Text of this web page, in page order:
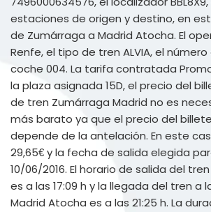
estaciones de origen y destino, en
de Zumárraga a Madrid Atocha. El
Renfe, el tipo de tren ALVIA, el
coche 004. La tarifa contratada
la plaza asignada 15D, el precio del
de tren Zumárraga Madrid no es
más barato ya que el precio del
depende de la antelación. En este
29,65€ y la fecha de salida elegida
10/06/2016. El horario de salida del
es a las 17:09 h y la llegada del tren a
Madrid Atocha es a las 21:25 h. La